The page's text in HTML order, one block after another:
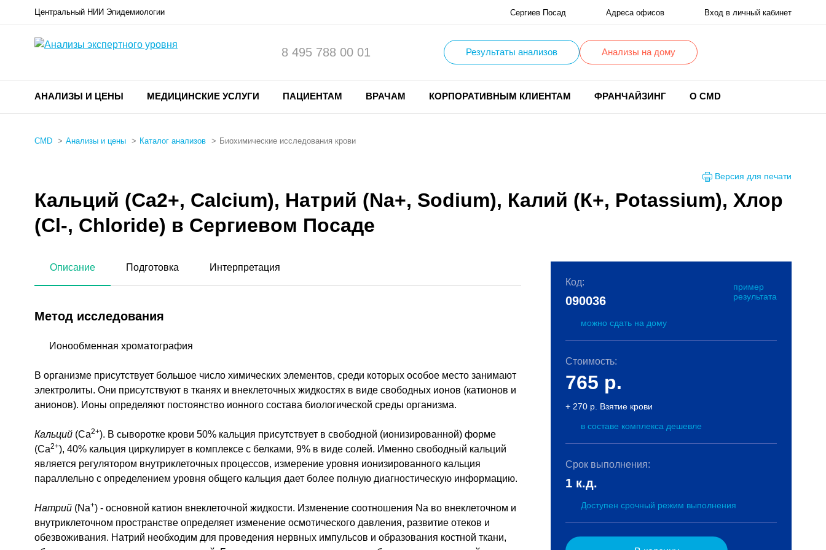
Центральный НИИ Эпидемиологии Сергиев Посад Адреса офисов Вход в личный кабинет
8 495 788 00 01 Результаты анализов Анализы на дому
АНАЛИЗЫ И ЦЕНЫ МЕДИЦИНСКИЕ УСЛУГИ ПАЦИЕНТАМ ВРАЧАМ КОРПОРАТИВНЫМ КЛИЕНТАМ ФРАНЧАЙЗИНГ О CMD
CMD Анализы и цены Каталог анализов Биохимические исследования крови
Версия для печати
Кальций (Са2+, Calcium), Натрий (Na+, Sodium), Калий (К+, Potassium), Хлор
(Cl-, Chloride) в Сергиевом Посаде
Описание Подготовка Интерпретация
Метод исследования
Ионообменная хроматография
В организме присутствует большое число химических элементов, среди которых особое место занимают
электролиты. Они присутствуют в тканях и внеклеточных жидкостях в виде свободных ионов (катионов и
анионов). Ионы определяют постоянство ионного состава биологической среды организма.
Кальций (Ca2+). В сыворотке крови 50% кальция присутствует в свободной (ионизированной) форме
(Са2+), 40% кальция циркулирует в комплексе с белками, 9% в виде солей. Именно свободный кальций
является регулятором внутриклеточных процессов, измерение уровня ионизированного кальция
параллельно с определением уровня общего кальция дает более полную диагностическую информацию.
Натрий (Na+) - основной катион внеклеточной жидкости. Изменение соотношения Na во внеклеточном и
внутриклеточном пространстве определяет изменение осмотического давления, развитие отеков и
обезвоживания. Натрий необходим для проведения нервных импульсов и образования костной ткани,
Код:
пример
результата
090036
можно сдать на дому
Стоимость:
765 р.
+ 270 р. Взятие крови
в составе комплекса дешевле
Срок выполнения:
1 к.д.
Доступен срочный режим выполнения